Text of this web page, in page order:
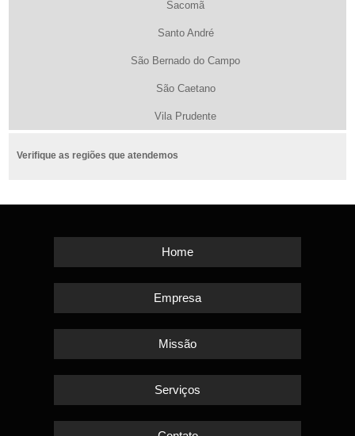
Sacomã
Santo André
São Bernado do Campo
São Caetano
Vila Prudente
Verifique as regiões que atendemos
Home
Empresa
Missão
Serviços